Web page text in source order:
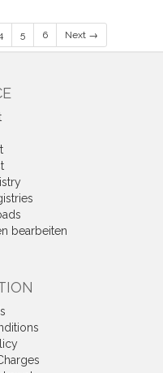
5 6 Next →
bearbeiten